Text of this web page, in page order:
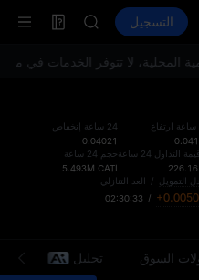
TradFi معلومات التسجيل
CASHCAT
UNITREE
SPCX
CASHCAT
HFT
المحلية، لا تتوفر الخدمات
24 ساعة إنخفاض
0.04021
حجم 24 ساعة
5.493M CATI
التمويل
/ العد التنازلي
/
02:30:33
السوق تحليل